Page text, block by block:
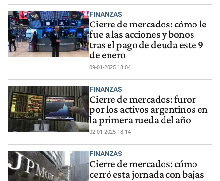
FINANZAS
Cierre de mercados: cómo le
fue a las acciones y bonos
tras el pago de deuda este 9
de enero
09-01-2025 18:04
FINANZAS
Cierre de mercados: furor
por los activos argentinos en
la primera rueda del año
02-01-2025 18:14
FINANZAS
Cierre de mercados: cómo
cerró esta jornada con bajas